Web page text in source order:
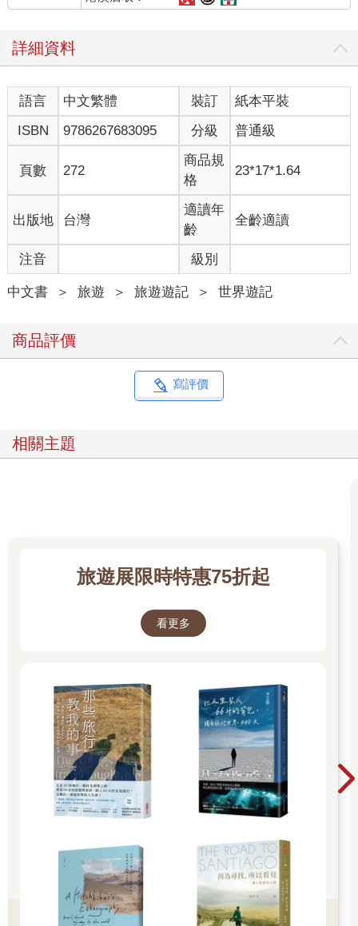
詳細資料
語言 中文繁體 裝訂
紙本平裝
ISBN
9786267683095 分級 普通級
頁數 272
商品規
格
23*17*1.64
出版地 台灣
適讀年
齡
全齡適讀
注音 級別
中文書 ＞ 旅遊 ＞ 旅遊遊記 ＞ 世界遊記
商品評價
寫評價
相關主題
旅遊展限時特惠75折起
看更多